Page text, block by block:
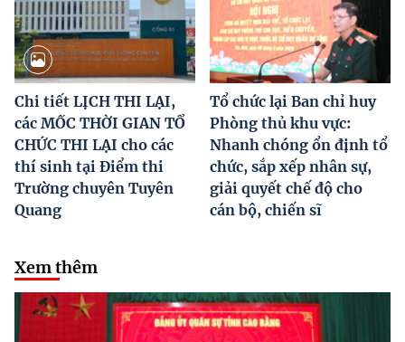
Chi tiết LỊCH THI LẠI,
các MỐC THỜI GIAN TỔ
CHỨC THI LẠI cho các
thí sinh tại Điểm thi
Trường chuyên Tuyên
Quang
Tổ chức lại Ban chỉ huy
Phòng thủ khu vực:
Nhanh chóng ổn định tổ
chức, sắp xếp nhân sự,
giải quyết chế độ cho
cán bộ, chiến sĩ
Xem thêm